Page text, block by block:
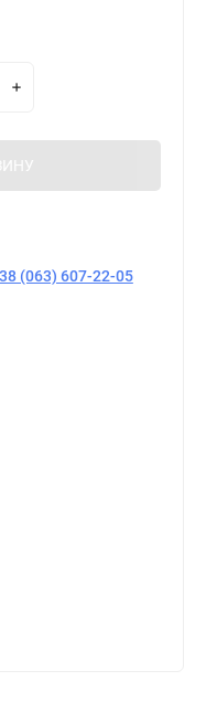
(063) 607-22-05